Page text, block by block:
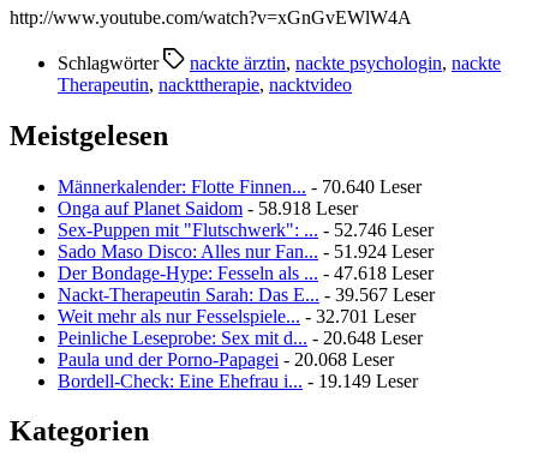
http://www.youtube.com/watch?v=xGnGvEWlW4A
Schlagwörter nackte ärztin, nackte psychologin, nackte
Therapeutin, nackttherapie, nacktvideo
Meistgelesen
Männerkalender: Flotte Finnen... - 70.640 Leser
Onga auf Planet Saidom - 58.918 Leser
Sex-Puppen mit "Flutschwerk": ... - 52.746 Leser
Sado Maso Disco: Alles nur Fan... - 51.924 Leser
Der Bondage-Hype: Fesseln als ... - 47.618 Leser
Nackt-Therapeutin Sarah: Das E... - 39.567 Leser
Weit mehr als nur Fesselspiele... - 32.701 Leser
Peinliche Leseprobe: Sex mit d... - 20.648 Leser
Paula und der Porno-Papagei - 20.068 Leser
Bordell-Check: Eine Ehefrau i... - 19.149 Leser
Kategorien